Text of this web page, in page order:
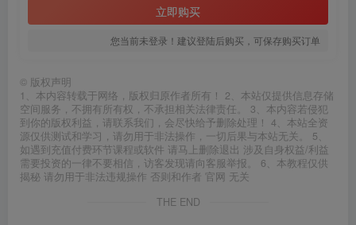
立即购买
您当前未登录！建议登陆后购买，可保存购买订单
© 版权声明
1、本内容转载于网络，版权归原作者所有！ 2、本站仅提供信息存储
空间服务，不拥有所有权，不承担相关法律责任。 3、本内容若侵犯
到你的版权利益，请联系我们，会尽快给予删除处理！ 4、本站全资
源仅供测试和学习，请勿用于非法操作，一切后果与本站无关。 5、
如遇到充值付费环节课程或软件 请马上删除退出 涉及自身权益/利益
需要投资的一律不要相信，访客发现请向客服举报。 6、本教程仅供
揭秘 请勿用于非法违规操作 否则和作者 官网 无关
THE END